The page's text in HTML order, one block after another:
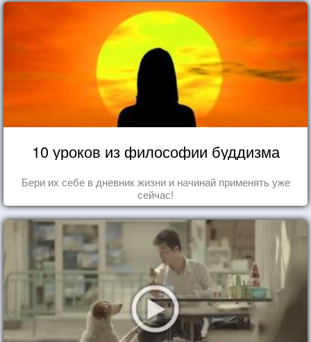
10 уроков из философии буддизма
Бери их себе в дневник жизни и начинай применять уже
сейчас!